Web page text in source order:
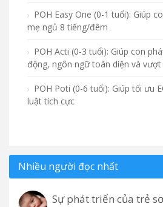
POH Easy One (0-1 tuổi): Giúp
mẹ ngủ 8 tiếng/đêm
POH Acti (0-3 tuổi): Giúp con
động, ngôn ngữ toàn diện và vượt
POH Poti (0-6 tuổi): Giúp tối ưu
luật tích cực
Nhiều người đọc nhất
Sự phát triển của trẻ